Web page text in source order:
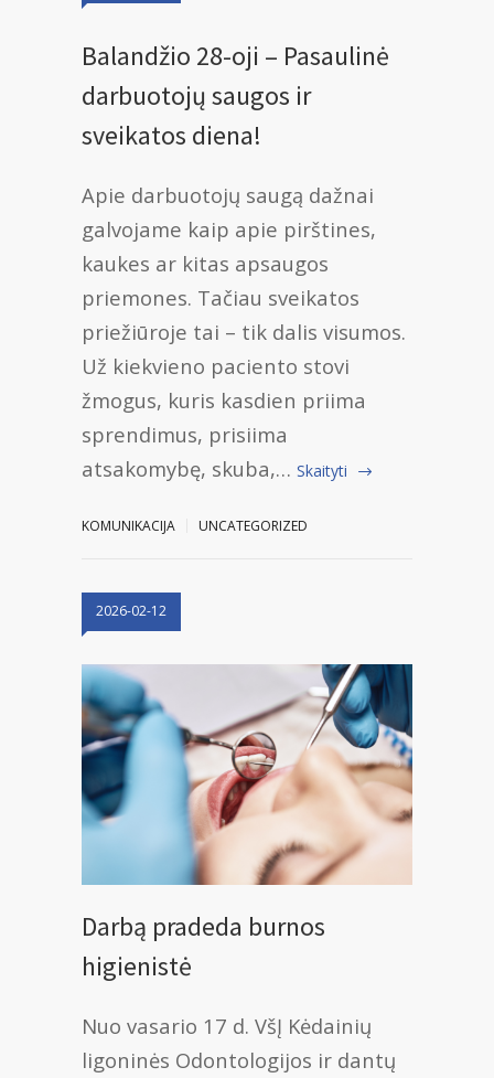
Balandžio 28-oji – Pasaulinė
darbuotojų saugos ir
sveikatos diena!
Apie darbuotojų saugą dažnai
galvojame kaip apie pirštines,
kaukes ar kitas apsaugos
priemones. Tačiau sveikatos
priežiūroje tai – tik dalis visumos.
Už kiekvieno paciento stovi
žmogus, kuris kasdien priima
sprendimus, prisiima
atsakomybę, skuba,… Skaityti
KOMUNIKACIJA UNCATEGORIZED
2026-02-12
Darbą pradeda burnos
higienistė
Nuo vasario 17 d. VšĮ Kėdainių
ligoninės Odontologijos ir dantų